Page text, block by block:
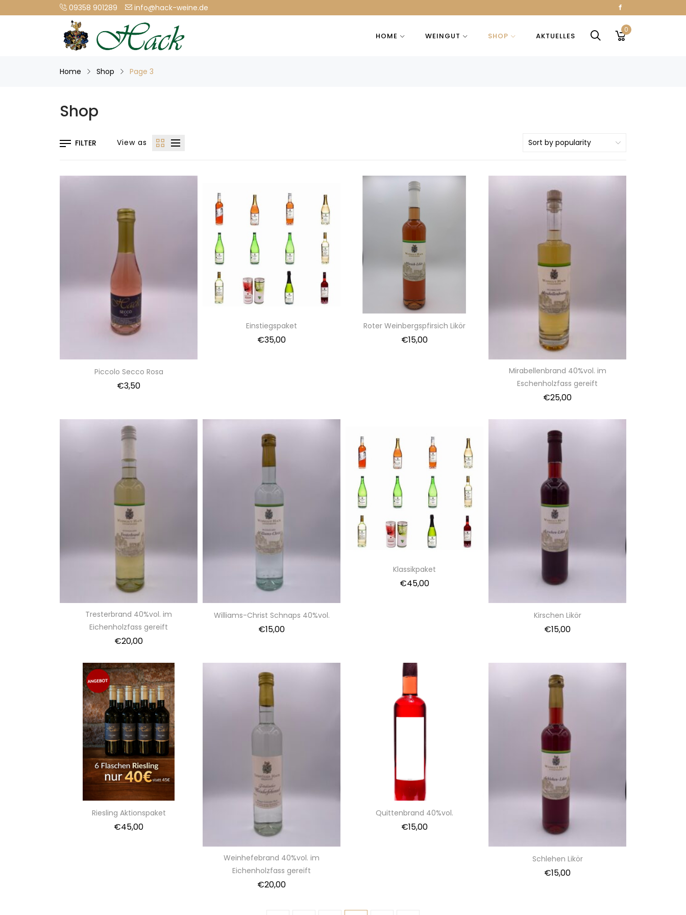
09358 901289 info@hack-weine.de
HOME WEINGUT SHOP AKTUELLES
0
Home Shop Page 3
Shop
FILTER View as
Piccolo Secco Rosa
€3,50
Einstiegspaket
€35,00
Roter Weinbergspfirsich Likör
€15,00
Mirabellenbrand 40%vol. im
Eschenholzfass gereift
€25,00
Tresterbrand 40%vol. im
Eichenholzfass gereift
€20,00
Williams-Christ Schnaps 40%vol.
€15,00
Klassikpaket
€45,00
Kirschen Likör
€15,00
Riesling Aktionspaket
€45,00
Weinhefebrand 40%vol. im
Eichenholzfass gereift
€20,00
Quittenbrand 40%vol.
€15,00
Schlehen Likör
€15,00